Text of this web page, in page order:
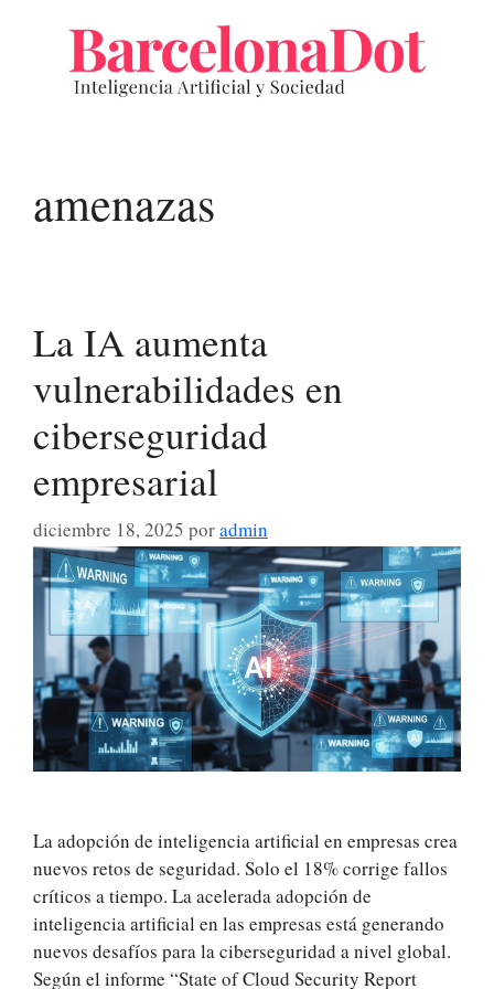
contenido
amenazas
La IA aumenta
vulnerabilidades en
ciberseguridad
empresarial
diciembre 18, 2025 poradmin
La adopción de inteligencia artificial en empresas crea
nuevos retos de seguridad. Solo el 18% corrige fallos
críticos a tiempo. La acelerada adopción de
inteligencia artificial en las empresas está generando
nuevos desafíos para la ciberseguridad a nivel global.
Según el informe “State of Cloud Security Report